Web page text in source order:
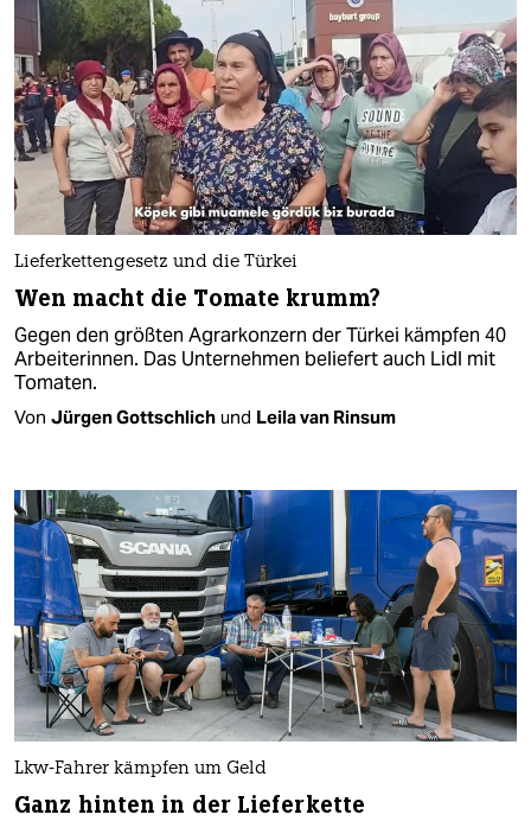
Lieferkettengesetz und die Türkei
Wen macht die Tomate krumm?
Gegen den größten Agrarkonzern der Türkei kämpfen 40
Arbeiterinnen. Das Unternehmen beliefert auch Lidl mit
Tomaten.
Von Jürgen Gottschlich und Leila van Rinsum
Lkw-Fahrer kämpfen um Geld
Ganz hinten in der Lieferkette